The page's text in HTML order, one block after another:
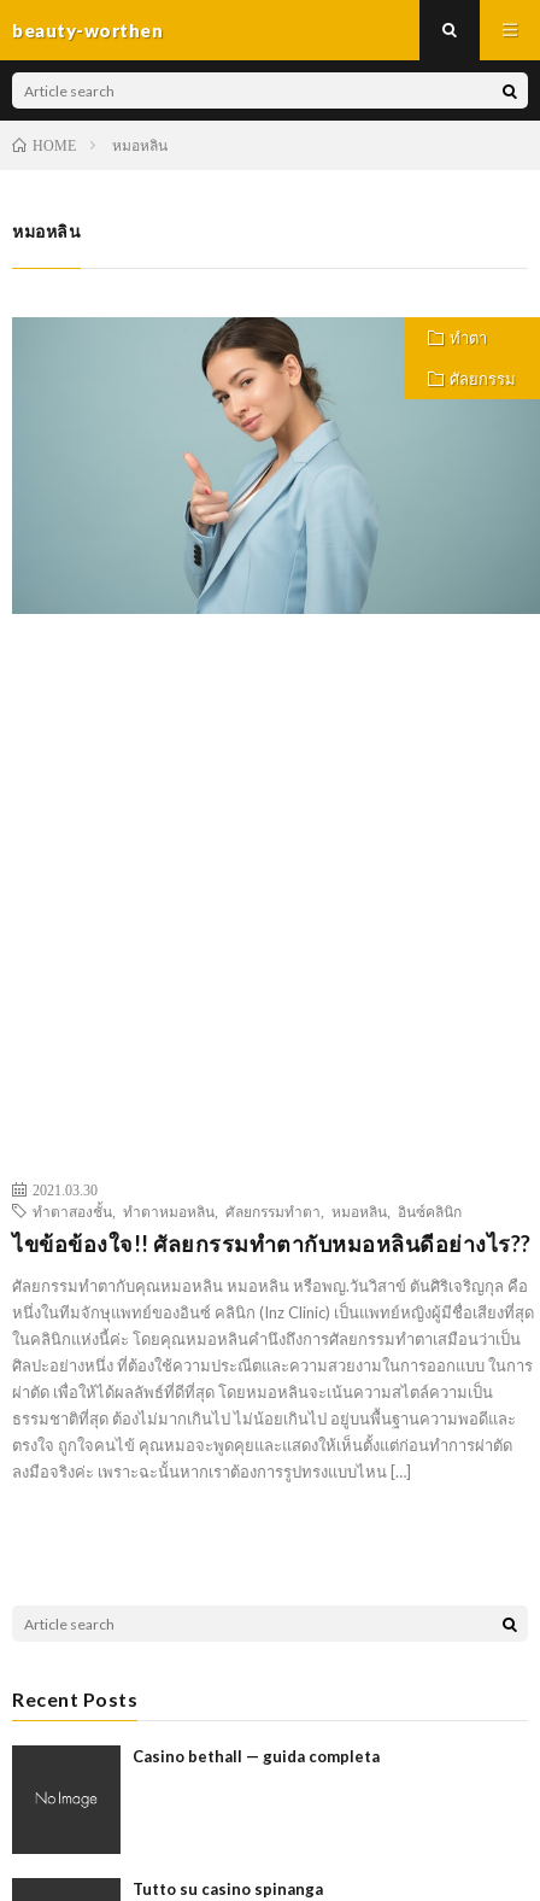
beauty-worthen
HOME หมอหลิน
หมอหลิน
ทำตา
ศัลยกรรม
2021.03.30
ทำตาสองชั้น
ทำตาหมอหลิน ศัลยกรรมทำตา หมอหลิน อินซ์คลินิก
ไขข้อข้องใจ!! ศัลยกรรมทำตากับหมอหลินดีอย่างไร??
ศัลยกรรมทำตากับคุณหมอหลิน หมอหลิน หรือพญ.วันวิสาข์ ตันศิริเจริญกุล คือ
หนึ่งในทีมจักษุแพทย์ของอินซ์ คลินิก (Inz Clinic) เป็นแพทย์หญิงผู้มีชื่อเสียงที่สุด
ในคลินิกแห่งนี้ค่ะ โดยคุณหมอหลินคำนึงถึงการศัลยกรรมทำตาเสมือนว่าเป็น
ศิลปะอย่างหนึ่ง ที่ต้องใช้ความประณีตและความสวยงามในการออกแบบ ในการ
ผ่าตัด เพื่อให้ได้ผลลัพธ์ที่ดีที่สุด โดยหมอหลินจะเน้นความสไตล์ความเป็น
ธรรมชาติที่สุด ต้องไม่มากเกินไป ไม่น้อยเกินไป อยู่บนพื้นฐานความพอดีและ
ตรงใจ ถูกใจคนไข้ คุณหมอจะพูดคุยและแสดงให้เห็นตั้งแต่ก่อนทำการผ่าตัด
ลงมือจริงค่ะ เพราะฉะนั้นหากเราต้องการรูปทรงแบบไหน […]
Recent Posts
Casino bethall — guida completa
Tutto su casino spinanga